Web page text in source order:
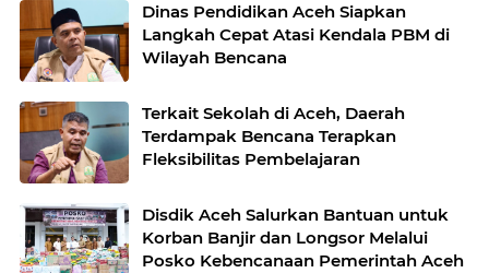
Dinas Pendidikan Aceh Siapkan
Langkah Cepat Atasi Kendala PBM di
Wilayah Bencana
Terkait Sekolah di Aceh, Daerah
Terdampak Bencana Terapkan
Fleksibilitas Pembelajaran
Disdik Aceh Salurkan Bantuan untuk
Korban Banjir dan Longsor Melalui
Posko Kebencanaan Pemerintah Aceh